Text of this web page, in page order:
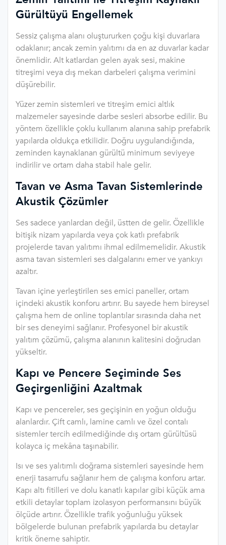
Gürültüyü Engellemek
Sessiz çalışma alanı oluştururken çoğu kişi duvarlara
odaklanır; ancak zemin yalıtımı da en az duvarlar kadar
önemlidir. Alt katlardan gelen ayak sesi, makine
titreşimi veya dış mekan darbeleri çalışma verimini
düşürebilir.
Yüzer zemin sistemleri ve titreşim emici altlık
malzemeler sayesinde darbe sesleri absorbe edilir. Bu
yöntem özellikle çoklu kullanım alanına sahip prefabrik
yapılarda oldukça etkilidir. Doğru uygulandığında,
zeminden kaynaklanan gürültü minimum seviyeye
indirilir ve ortam daha stabil hale gelir.
Tavan ve Asma Tavan Sistemlerinde
Akustik Çözümler
Ses sadece yanlardan değil, üstten de gelir. Özellikle
bitişik nizam yapılarda veya çok katlı prefabrik
projelerde tavan yalıtımı ihmal edilmemelidir. Akustik
asma tavan sistemleri ses dalgalarını emer ve yankıyı
azaltır.
Tavan içine yerleştirilen ses emici paneller, ortam
içindeki akustik konforu artırır. Bu sayede hem bireysel
çalışma hem de online toplantılar sırasında daha net
bir ses deneyimi sağlanır. Profesyonel bir akustik
yalıtım çözümü, çalışma alanının kalitesini doğrudan
yükseltir.
Kapı ve Pencere Seçiminde Ses
Geçirgenliğini Azaltmak
Kapı ve pencereler, ses geçişinin en yoğun olduğu
alanlardır. Çift camlı, lamine camlı ve özel contalı
sistemler tercih edilmediğinde dış ortam gürültüsü
kolayca iç mekâna taşınabilir.
Isı ve ses yalıtımlı doğrama sistemleri sayesinde hem
enerji tasarrufu sağlanır hem de çalışma konforu artar.
Kapı altı fitilleri ve dolu kanatlı kapılar gibi küçük ama
etkili detaylar toplam izolasyon performansını büyük
ölçüde artırır. Özellikle trafik yoğunluğu yüksek
bölgelerde bulunan prefabrik yapılarda bu detaylar
kritik öneme sahiptir.